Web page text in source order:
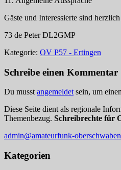
Gäste und Interessierte sind
73 de Peter DL2GMP
Kategorie: OV P57 - Ertingen
Schreibe einen Kommentar
Du musst angemeldet sein, um
Diese Seite dient als regionale
Themenbezug. Schreibrechte für
admin@amateurfunk-
Kategorien